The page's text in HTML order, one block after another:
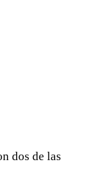
dos de las